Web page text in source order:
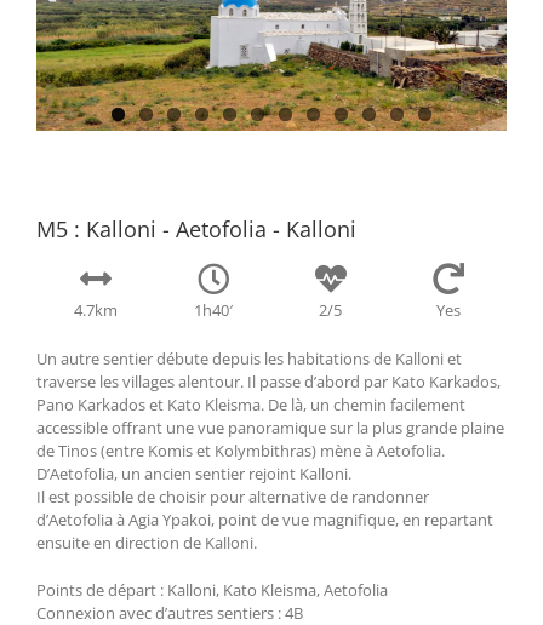
M5 : Kalloni - Aetofolia - Kalloni
4.7km 1h40′ 2/5 Yes
Un autre sentier débute depuis les habitations de Kalloni et
traverse les villages alentour. Il passe d’abord par Kato Karkados,
Pano Karkados et Kato Kleisma. De là, un chemin facilement
accessible offrant une vue panoramique sur la plus grande plaine
de Tinos (entre Komis et Kolymbithras) mène à Aetofolia.
D’Aetofolia, un ancien sentier rejoint Kalloni.
Il est possible de choisir pour alternative de randonner
d’Aetofolia à Agia Ypakoi, point de vue magnifique, en repartant
ensuite en direction de Kalloni.
Points de départ : Kalloni, Kato Kleisma, Aetofolia
Connexion avec d’autres sentiers : 4Β